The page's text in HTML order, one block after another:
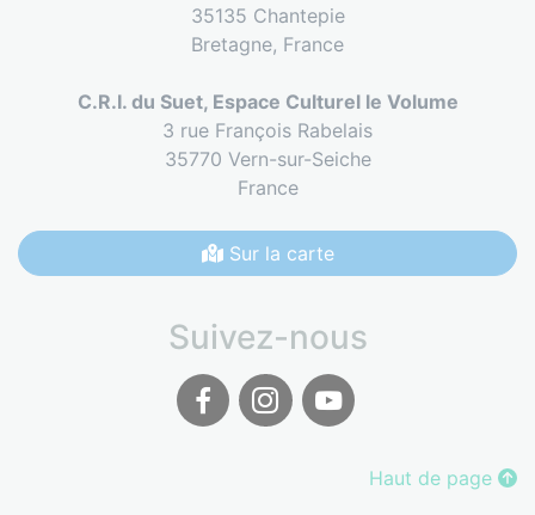
35135 Chantepie
Bretagne, France
C.R.I. du Suet, Espace Culturel le Volume
3 rue François Rabelais
35770 Vern-sur-Seiche
France
Sur la carte
Suivez-nous
Haut de page